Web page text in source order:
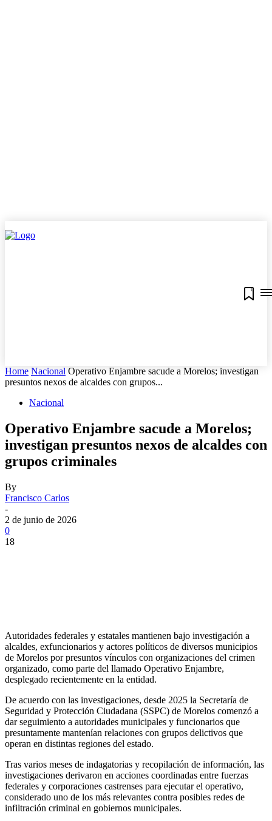
0
Home Nacional Operativo Enjambre sacude a Morelos; investigan
presuntos nexos de alcaldes con grupos...
Nacional
Operativo Enjambre sacude a Morelos;
investigan presuntos nexos de alcaldes con
grupos criminales
By
Francisco Carlos
-
2 de junio de 2026
0
18
Autoridades federales y estatales mantienen bajo investigación a
alcaldes, exfuncionarios y actores políticos de diversos municipios
de Morelos por presuntos vínculos con organizaciones del crimen
organizado, como parte del llamado Operativo Enjambre,
desplegado recientemente en la entidad.
De acuerdo con las investigaciones, desde 2025 la Secretaría de
Seguridad y Protección Ciudadana (SSPC) de Morelos comenzó a
dar seguimiento a autoridades municipales y funcionarios que
presuntamente mantenían relaciones con grupos delictivos que
operan en distintas regiones del estado.
Tras varios meses de indagatorias y recopilación de información, las
investigaciones derivaron en acciones coordinadas entre fuerzas
federales y corporaciones castrenses para ejecutar el operativo,
considerado uno de los más relevantes contra posibles redes de
infiltración criminal en gobiernos municipales.